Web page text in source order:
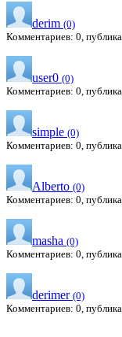
derim (0)
Комментариев: 0,
user0 (0)
Комментариев: 0,
simple (0)
Комментариев: 0,
Alberto (0)
Комментариев: 0,
masha (0)
Комментариев: 0,
derimer (0)
Комментариев: 0,